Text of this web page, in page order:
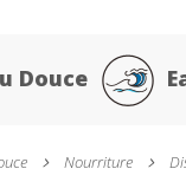
Douce
Nourriture